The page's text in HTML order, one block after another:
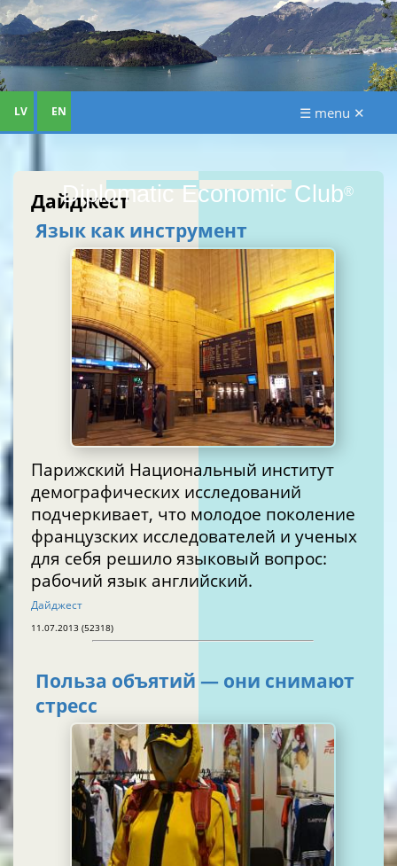
Diplomatic Economic Club®
LV EN ☰ menu ✕
Дайджест
Язык как инструмент
Парижский Национальный институт
демографических исследований
подчеркивает, что молодое поколение
французских исследователей и ученых
для себя решило языковый вопрос:
рабочий язык английский.
Дайджест
11.07.2013 (52318)
Польза объятий — они снимают
стресс